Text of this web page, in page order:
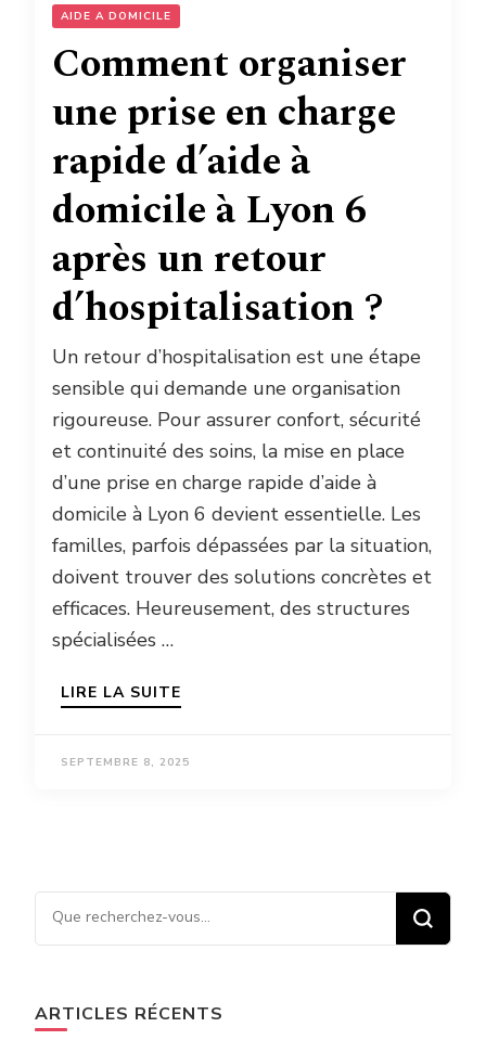
AIDE A DOMICILE
Comment organiser
une prise en charge
rapide d’aide à
domicile à Lyon 6
après un retour
d’hospitalisation ?
Un retour d’hospitalisation est une étape
sensible qui demande une organisation
rigoureuse. Pour assurer confort, sécurité
et continuité des soins, la mise en place
d’une prise en charge rapide d’aide à
domicile à Lyon 6 devient essentielle. Les
familles, parfois dépassées par la situation,
doivent trouver des solutions concrètes et
efficaces. Heureusement, des structures
spécialisées …
LIRE LA SUITE
SEPTEMBRE 8, 2025
Vous recherchiez quelque
chose ?
ARTICLES RÉCENTS